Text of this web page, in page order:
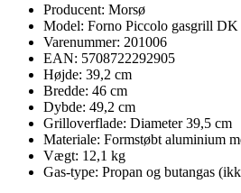
Producent: Morsø
Model: Forno Piccolo gasgrill DK
Varenummer: 201006
EAN: 5708722292905
Højde: 39,2 cm
Bredde: 46 cm
Dybde: 49,2 cm
Grilloverflade: Diameter 39,5 cm
Materiale: Formstøbt aluminium
Vægt: 12,1 kg
Gas-type: Propan og butangas